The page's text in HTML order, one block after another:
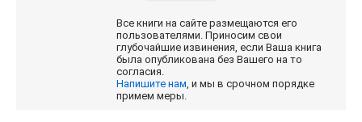
Все книги на сайте размещаются его
пользователями. Приносим свои
глубочайшие извинения, если Ваша книга
была опубликована без Вашего на то
согласия.
Напишите нам , и мы в срочном порядке
примем меры.